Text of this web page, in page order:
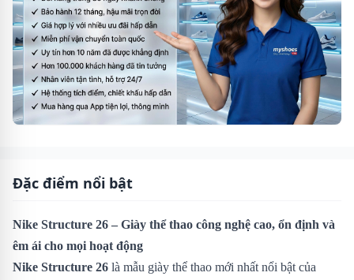
Đặc điểm nổi bật
Nike Structure 26 – Giày thể thao công nghệ cao, ổn định và
êm ái cho mọi hoạt động
Nike Structure 26 là mẫu giày thể thao mới nhất nổi bật của